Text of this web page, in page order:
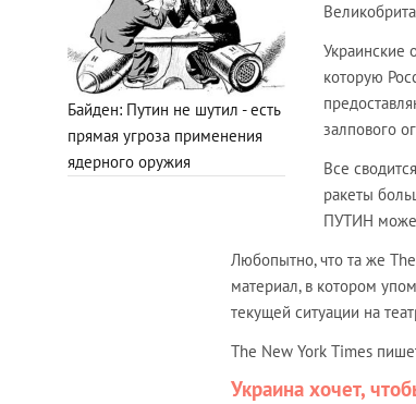
Байден: Путин не шутил - есть
прямая угроза применения
ядерного оружия
Украинские
которую
залпового
Все
ракеты
ПУТИН
Любопытно, что та же
материал, в котором
текущей ситуации на
The New York Times
Украина хочет,